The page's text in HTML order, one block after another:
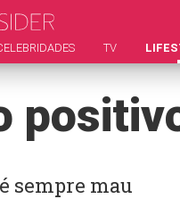
TV
sempre mau